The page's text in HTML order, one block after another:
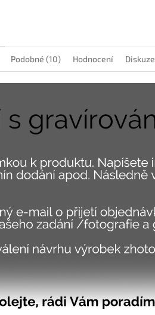
Podobné (10) Hodnocení Diskuze